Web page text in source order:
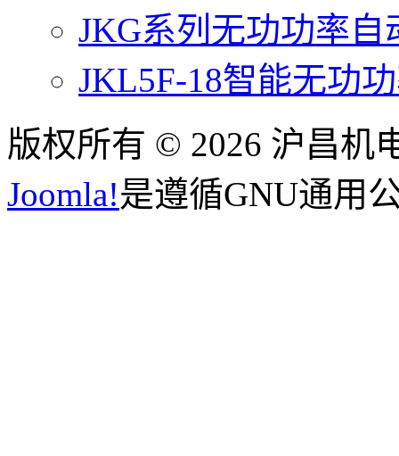
JKG系列无功功率自
JKL5F-18智能无功
版权所有 © 2026 沪昌机
Joomla!是遵循GNU通用